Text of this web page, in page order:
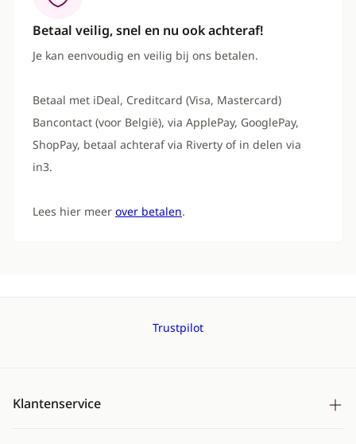
Betaal veilig, snel en nu ook achteraf!
Je kan eenvoudig en veilig bij ons betalen.
Betaal met iDeal, Creditcard (Visa, Mastercard)
Bancontact (voor België), via ApplePay, GooglePay,
ShopPay, betaal achteraf via Riverty of in delen via
in3.
Lees hier meer over betalen.
Trustpilot
Klantenservice